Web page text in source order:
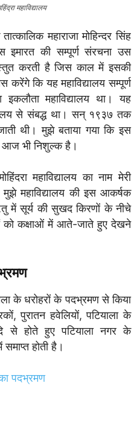
महाविद्यालय
महाराजा मोहिन्दर सिंह
की सम्पूर्ण संरचना उस
करती है जिस काल में इसकी
करेंगे कि यह महाविद्यालय सम्पूर्ण
महाविद्यालय था। यह
से संबद्ध था। सन् १९३७ तक
थी। मुझे बताया गया कि इस
आज भी निशुल्क है।
महाविद्यालय का नाम मेरी
महाविद्यालय की इस आकर्षक
में सूर्य की सुखद किरणों के नीचे
को कक्षाओं में आते-जाते हुए देखने
के धरोहरों के पदभ्रमण से किया
पुरातन हवेलियों, पटियाला के
से होते हुए पटियाला नगर के
होती है।
पदभ्रमण